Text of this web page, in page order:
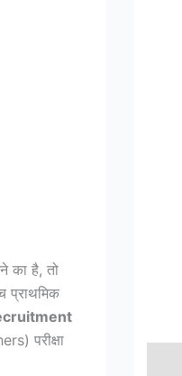
का है, तो
प्राथमिक
परीक्षा